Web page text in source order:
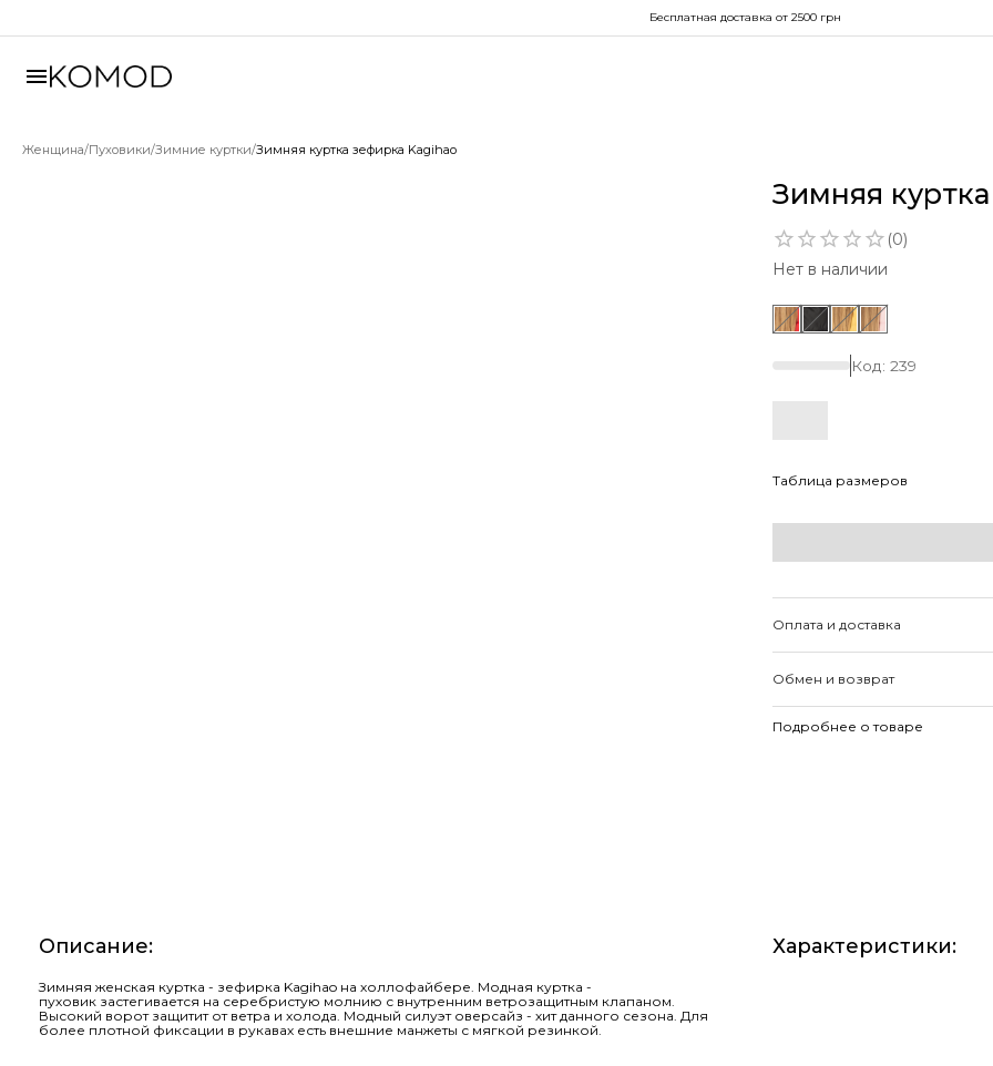
Бесплатная доставка от 2500 грн
Женщина/Пуховики/Зимние куртки/Зимняя куртка зефирка Kagihao
Зимняя
(0)
Нет в наличии
Код: 239
Таблица размеров
Оплата и доставка
Обмен и возврат
Подробнее о товаре
Описание:
Зимняя женская куртка - зефирка Kagihao на холлофайбере. Модная куртка -
пуховик застегивается на серебристую молнию с внутренним ветрозащитным клапаном.
Высокий ворот защитит от ветра и холода. Модный силуэт оверсайз - хит данного сезона. Для
более плотной фиксации в рукавах есть внешние манжеты с мягкой резинкой.
Характеристики: